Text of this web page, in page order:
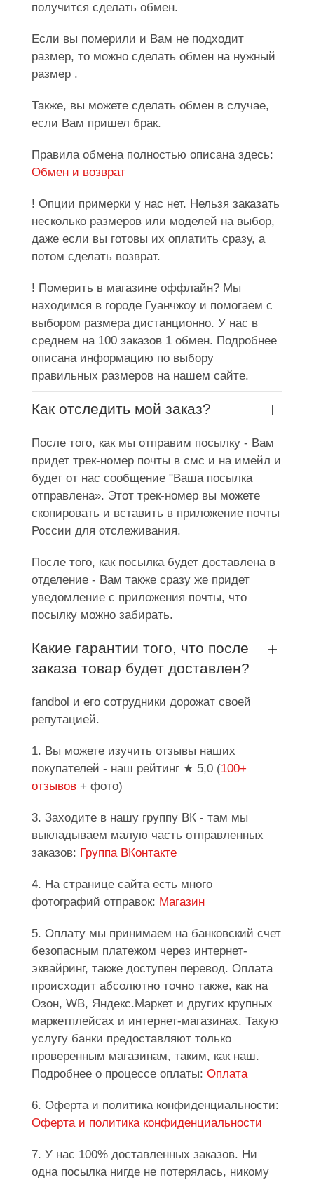
получится сделать обмен.
Если вы померили и Вам не подходит
размер, то можно сделать обмен на нужный
размер .
Также, вы можете сделать обмен в случае,
если Вам пришел брак.
Правила обмена полностью описана здесь:
Обмен и возврат
! Опции примерки у нас нет. Нельзя заказать
несколько размеров или моделей на выбор,
даже если вы готовы их оплатить сразу, а
потом сделать возврат.
! Померить в магазине оффлайн? Мы
находимся в городе Гуанчжоу и помогаем с
выбором размера дистанционно. У нас в
среднем на 100 заказов 1 обмен. Подробнее
описана информацию по выбору
правильных размеров на нашем сайте.
Как отследить мой заказ?
После того, как мы отправим посылку - Вам
придет трек-номер почты в смс и на имейл и
будет от нас сообщение "Ваша посылка
отправлена». Этот трек-номер вы можете
скопировать и вставить в приложение почты
России для отслеживания.
После того, как посылка будет доставлена в
отделение - Вам также сразу же придет
уведомление с приложения почты, что
посылку можно забирать.
Какие гарантии того, что после
заказа товар будет доставлен?
fandbol и его сотрудники дорожат своей
репутацией.
1. Вы можете изучить отзывы наших
покупателей - наш рейтинг ★ 5,0 (100+
отзывов + фото)
3. Заходите в нашу группу ВК - там мы
выкладываем малую часть отправленных
заказов: Группа ВКонтакте
4. На странице сайта есть много
фотографий отправок: Магазин
5. Оплату мы принимаем на банковский счет
безопасным платежом через интернет-
эквайринг, также доступен перевод. Оплата
происходит абсолютно точно также, как на
Озон, WB, Яндекс.Маркет и других крупных
маркетплейсах и интернет-магазинах. Такую
услугу банки предоставляют только
проверенным магазинам, таким, как наш.
Подробнее о процессе оплаты: Оплата
6. Оферта и политика конфиденциальности:
Оферта и политика конфиденциальности
7. У нас 100% доставленных заказов. Ни
одна посылка нигде не потерялась, никому